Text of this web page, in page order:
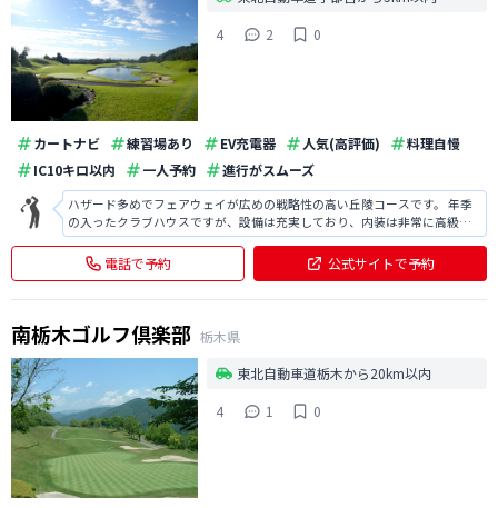
4
2 0
カートナビ 練習場あり EV充電器 人気(高評価)
料理自慢
IC10キロ以内
一人予約 進行がスムーズ
ハザード多めでフェアウェイが広めの戦略性の高い丘陵コースです。 年季
の入ったクラブハウスですが、設備は充実しており、内装は非常に高級感
があります。 コースはフェアウェイは広いですが、池、バンカーなどハザ
ードが多く、戦略性の高いコースだと感じました。
電話で予約 公式サイトで予約
南栃木ゴルフ倶楽部 栃木県
東北自動車道栃木から20km以内
4
1 0